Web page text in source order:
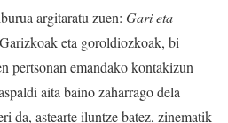
argitaratu zuen: Gari eta
eta goroldiozkoak, bi
pertsonan emandako kontakizun
aita baino zaharrago dela
da, astearte iluntze batez, zinematik